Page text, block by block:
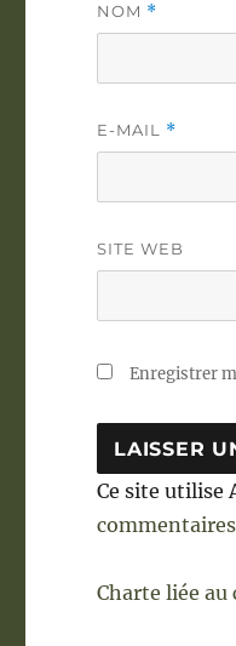
NOM *
E-MAIL *
SITE WEB
Enregistrer
Ce site utilise
Charte liée